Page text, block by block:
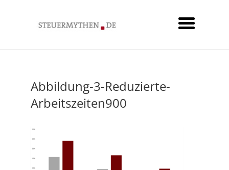
Abbildung-3-Reduzierte-
Arbeitszeiten900